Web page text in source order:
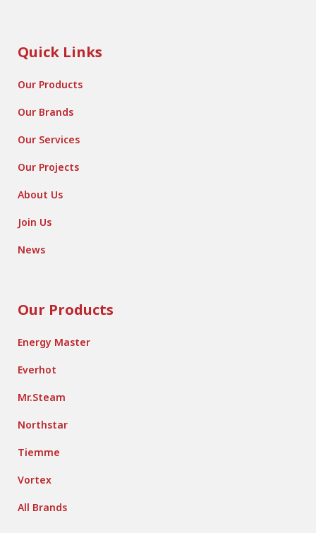
Quick Links
Our Products
Our Brands
Our Services
Our Projects
About Us
Join Us
News
Our Products
Energy Master
Everhot
Mr.Steam
Northstar
Tiemme
Vortex
All Brands